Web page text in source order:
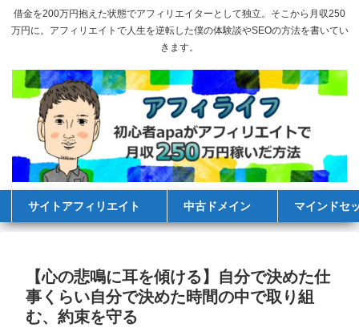
借金を200万円抱えた状態でアフィリエイターとして独立。そこから月収250
万円に。アフィリエイトで人生を逆転した僕の体験談やSEOの方法を書いてい
きます。
サイトアフィリエイト 中古ドメイン マインドセ
【心の悲鳴に耳を傾ける】自分で決めた仕
事くらい自分で決めた時間の中で取り組
む、約束を守る